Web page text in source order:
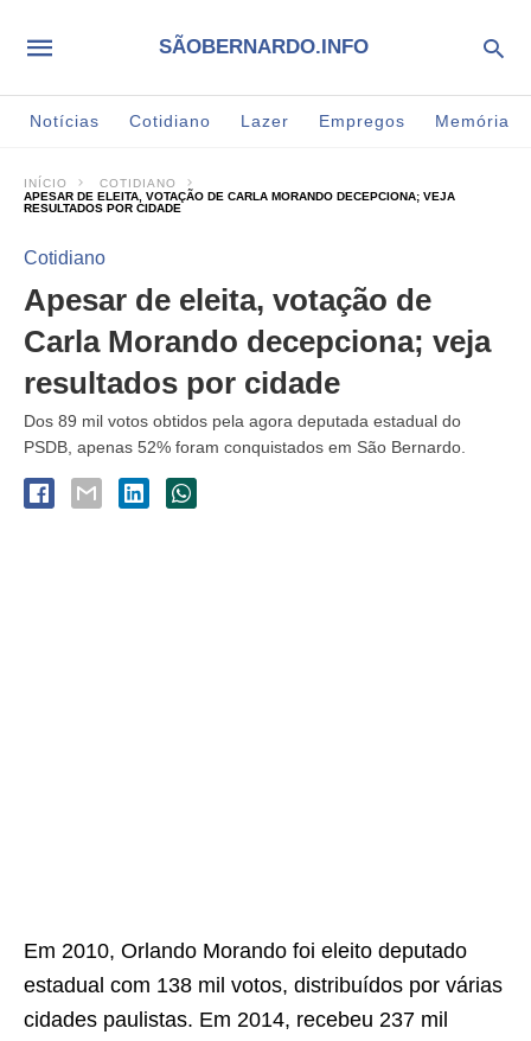
SÃOBERNARDO.INFO
Notícias Cotidiano Lazer Empregos Memória
INÍCIO
COTIDIANO
APESAR DE ELEITA, VOTAÇÃO DE CARLA MORANDO DECEPCIONA; VEJA
RESULTADOS POR CIDADE
Cotidiano
Apesar de eleita, votação de
Carla Morando decepciona; veja
resultados por cidade
Dos 89 mil votos obtidos pela agora deputada estadual do
PSDB, apenas 52% foram conquistados em São Bernardo.
Em 2010, Orlando Morando foi eleito deputado
estadual com 138 mil votos, distribuídos por várias
cidades paulistas. Em 2014, recebeu 237 mil